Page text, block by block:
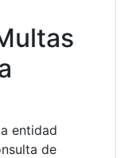
entidad
de